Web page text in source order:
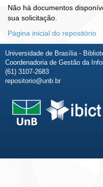
Não há documentos
sua solicitação.
Página inicial do repositório
Universidade de Brasília -
Coordenadoria de Gestão da
(61) 3107-2683
repositorio@unb.br